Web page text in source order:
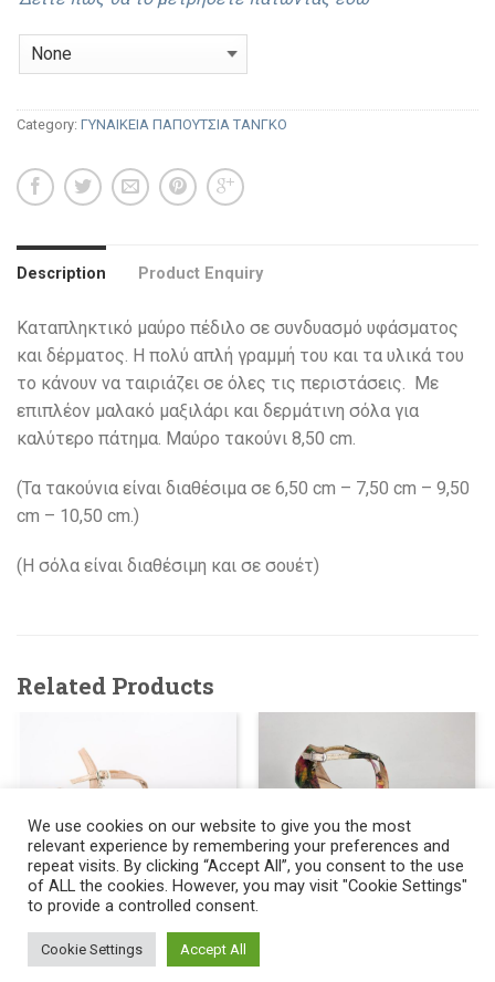
Category: ΓΥΝΑΙΚΕΙΑ ΠΑΠΟΥΤΣΙΑ ΤΑΝΓΚΟ
Description Product Enquiry
Καταπληκτικό μαύρο πέδιλο σε συνδυασμό υφάσματος
και δέρματος. Η πολύ απλή γραμμή του και τα υλικά του
το κάνουν να ταιριάζει σε όλες τις περιστάσεις. Με
επιπλέον μαλακό μαξιλάρι και δερμάτινη σόλα για
καλύτερο πάτημα. Μαύρο τακούνι 8,50 cm.
(Τα τακούνια είναι διαθέσιμα σε 6,50 cm – 7,50 cm – 9,50
cm – 10,50 cm.)
(H σόλα είναι διαθέσιμη και σε σουέτ)
Related Products
518
ΓΥΝΑΙΚΕΙΑ ΠΑΠΟΥΤΣΙΑ
145.00
€
507 145.00
We use cookies on our website to give you the most
relevant experience by remembering your preferences and
repeat visits. By clicking “Accept All”, you consent to the use
of ALL the cookies. However, you may visit "Cookie Settings"
to provide a controlled consent.
Cookie Settings Accept All